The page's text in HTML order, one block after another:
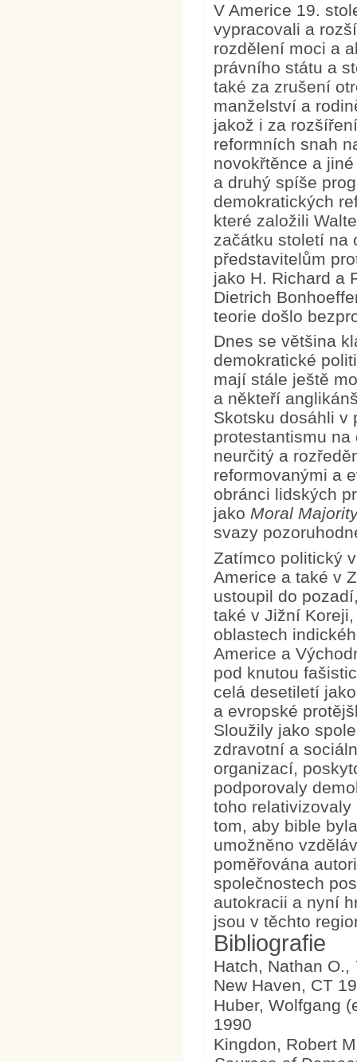
V Americe 19.
vypracovali a
rozdělení moci a
právního státu a
také za zrušení
manželství a
jakož i za
reformních snah
novokřtěnce a
a druhý spíše
demokratických
které založili
začátku století na
představitelům
jako H. Richard a
Dietrich
teorie došlo
Dnes se většina
demokratické
mají stále ještě
a někteří
Skotsku dosáhli v
protestantismu
neurčitý a
reformovanými a
obránci lidských
jako Moral
svazy
Zatímco politický
Americe a také v
ustoupil do
také v Jižní
oblastech
Americe a
pod knutou
celá desetiletí
a evropské
Sloužily jako
zdravotní a
organizací,
podporovaly
toho
tom, aby bible
umožněno
poměřována
společnostech
autokracii a nyní
jsou v těchto
Bibliografie
Hatch, Nathan O.,
New Haven, CT
Huber, Wolfgang
1990
Kingdon, Robert